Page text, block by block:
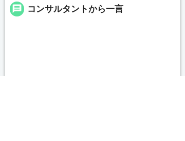
message コンサルタントから一言